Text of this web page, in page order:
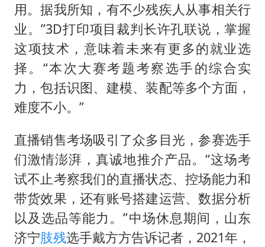
用。据我所知，有不少残疾人从事相关行
业。”3D打印项目裁判长许孔联说，掌握
这项技术，意味着未来有更多的就业选
择。“本次大赛考题考察选手的综合实
力，包括识图、建模、装配等多个方面，
难度不小。”
直播销售考场吸引了众多目光，参赛选手
们激情澎湃，真诚地推介产品。“这场考
试不止考察我们的直播状态、控场能力和
带货效果，还有账号搭建运营、数据分析
以及选品等能力。”中场休息期间，山东
济宁肢残选手戴方方告诉记者，2021年，